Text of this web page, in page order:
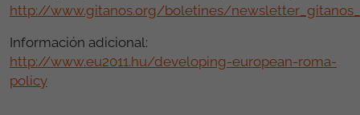
http://www.gitanos.org/boletines/
Información adicional:
http://www.eu2011.hu/developing-european-roma-
policy